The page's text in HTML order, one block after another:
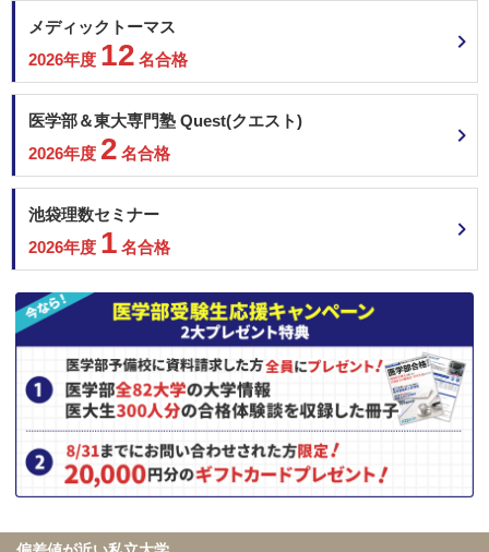
メディックトーマス
2026年度 12 名合格
医学部＆東大専門塾 Quest(クエスト)
2026年度 2 名合格
池袋理数セミナー
2026年度 1 名合格